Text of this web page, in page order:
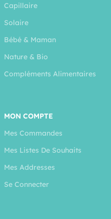
Capillaire
Solaire
Bébé & Maman
Nature & Bio
Compléments Alimentaires
MON COMPTE
Mes Commandes
Mes Listes De Souhaits
Mes Addresses
Se Connecter